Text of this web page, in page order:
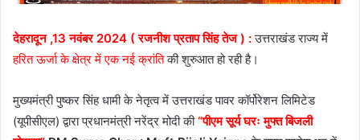
देहरादून ,13 नवंबर 2024 ( रजनीश प्रताप सिंह तेज ) : उत्तराखंड राज्य में
हरित ऊर्जा के क्षेत्र में एक नई क्रांतिकी शुरुआत हो रही है।
मुख्यमंत्री पुष्कर सिंह धामी के नेतृत्व में उत्तराखंड पावर कॉर्पोरेशन लिमिटेड
(यूपीसीएल) द्वारा प्रधानमंत्री नरेंद्र मोदी की“पीएम सूर्य घरः मुफ्त बिजली